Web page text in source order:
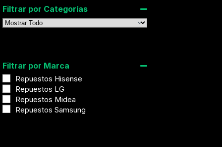
Filtrar por Categorías
Filtrar por Marca
Repuestos Hisense
Repuestos LG
Repuestos Midea
Repuestos Samsung